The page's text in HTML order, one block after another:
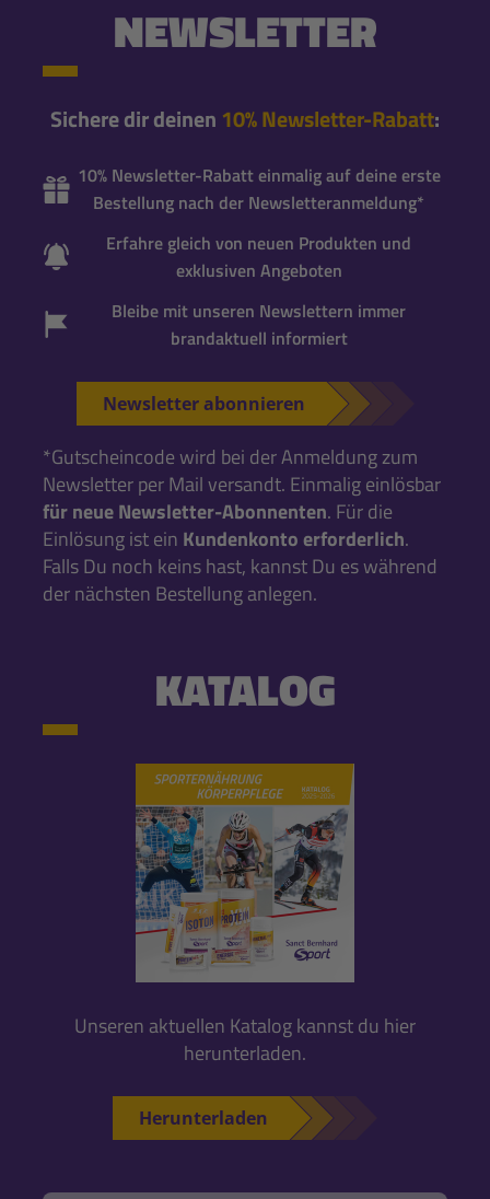
NEWSLETTER
Sichere dir deinen 10% Newsletter-Rabatt:
10% Newsletter-Rabatt einmalig auf deine erste
Bestellung nach der Newsletteranmeldung*
Erfahre gleich von neuen Produkten und
exklusiven Angeboten
Bleibe mit unseren Newslettern immer
brandaktuell informiert
Newsletter abonnieren
*Gutscheincode wird bei der Anmeldung zum
Newsletter per Mail versandt. Einmalig einlösbar
für neue Newsletter-Abonnenten. Für die
Einlösung ist ein Kundenkonto erforderlich.
Falls Du noch keins hast, kannst Du es während
der nächsten Bestellung anlegen.
KATALOG
Unseren aktuellen Katalog kannst du hier
herunterladen.
Herunterladen